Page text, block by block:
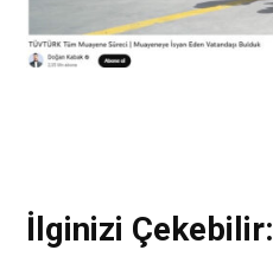
İlginizi Çekebilir: